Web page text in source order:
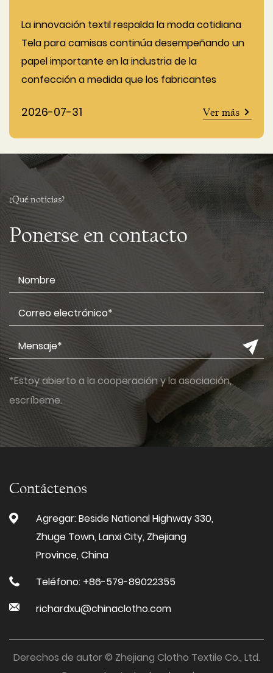
La innovación textil respalda la moda cotidiana
Tela para camisas continúa desempeñando un
papel importante en la industria de la
confección a medida que los fabricantes
2026-07-31 Ver más
¿Qué noticias?
Ponerse en contacto
*Estoy abierto a la cooperación y la asociación,
escríbeme.
Contáctenos
Agregar: Beside National Highway 330,
Zhuge Town, Lanxi City, Zhejiang
Province, China
Teléfono: +86-579-89022355
richardxu@chinaclotho.com
Derechos de autor © Zhejiang Clotho Textile Co., Ltd.